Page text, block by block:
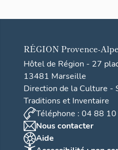
RÉGION Provence-
Hôtel de Région - 27
13481 Marseille
Direction de la Culture -
Traditions et Inventaire
Téléphone : 04 88
Nous contacter
Aide